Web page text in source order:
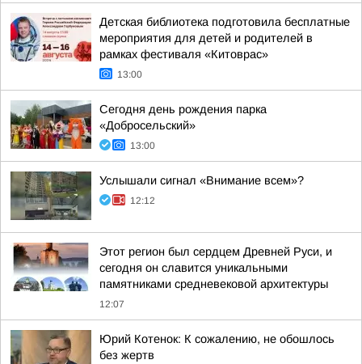
Детская библиотека подготовила бесплатные
мероприятия для детей и родителей в
рамках фестиваля «Китоврас»
13:00
Сегодня день рождения парка
«Добросельский»
13:00
Услышали сигнал «Внимание всем»?
12:12
Этот регион был сердцем Древней Руси, и
сегодня он славится уникальными
памятниками средневековой архитектуры
12:07
Юрий Котенок: К сожалению, не обошлось
без жертв